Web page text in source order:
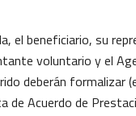
el beneficiario, su
voluntario y el
deberán formalizar
de Acuerdo de